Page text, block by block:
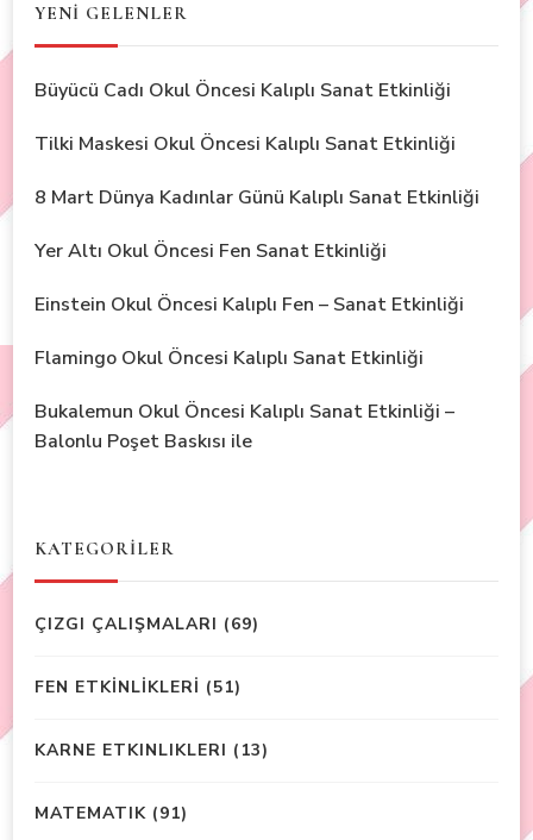
YENİ GELENLER
Büyücü Cadı Okul Öncesi Kalıplı Sanat Etkinliği
Tilki Maskesi Okul Öncesi Kalıplı Sanat Etkinliği
8 Mart Dünya Kadınlar Günü Kalıplı Sanat Etkinliği
Yer Altı Okul Öncesi Fen Sanat Etkinliği
Einstein Okul Öncesi Kalıplı Fen – Sanat Etkinliği
Flamingo Okul Öncesi Kalıplı Sanat Etkinliği
Bukalemun Okul Öncesi Kalıplı Sanat Etkinliği –
Balonlu Poşet Baskısı ile
KATEGORİLER
ÇIZGI ÇALIŞMALARI (69)
FEN ETKİNLİKLERİ (51)
KARNE ETKINLIKLERI (13)
MATEMATIK (91)